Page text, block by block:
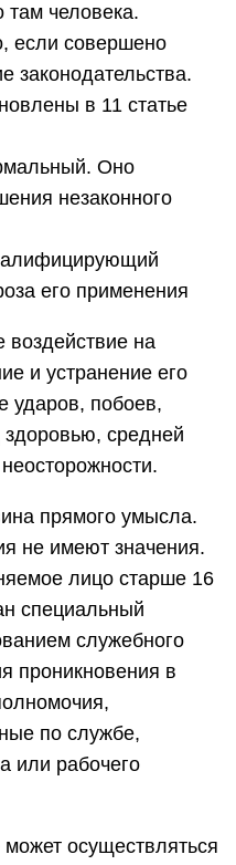
человека.
если совершено
законодательства.
в 11 статье
Оно
незаконного
его применения
воздействие на
и устранение его
ударов, побоев,
средней
прямого умысла.
не имеют значения.
лицо старше 16
специальный
служебного
проникновения в
по службе,
или рабочего
осуществляться